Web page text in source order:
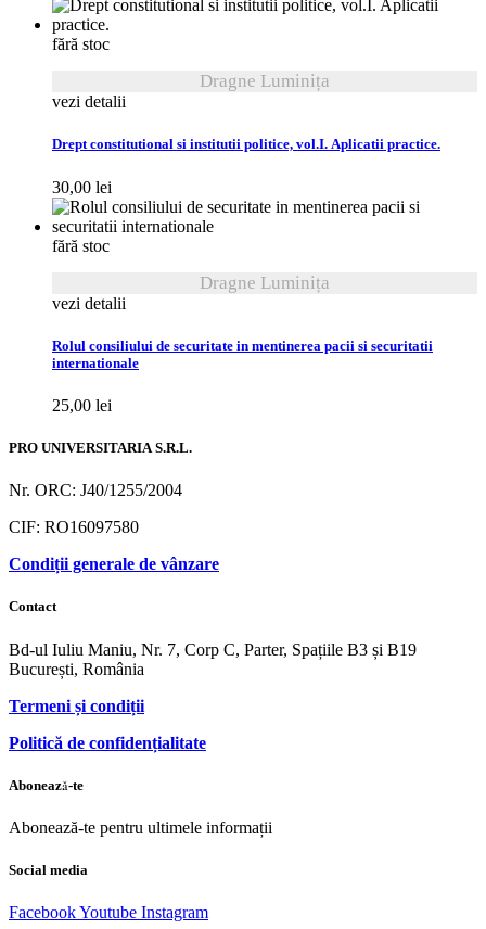
fără stoc
Dragne Luminița
vezi detalii
Drept constitutional si institutii politice, vol.I. Aplicatii practice.
30,00 lei
fără stoc
Dragne Luminița
vezi detalii
Rolul consiliului de securitate in mentinerea pacii si securitatii
internationale
25,00 lei
PRO UNIVERSITARIA S.R.L.
Nr. ORC: J40/1255/2004
CIF: RO16097580
Condiții generale de vânzare
Contact
Bd-ul Iuliu Maniu, Nr. 7, Corp C, Parter, Spațiile B3 și B19
București, România
Termeni și condiții
Politică de confidențialitate
Abonează-te
Abonează-te pentru ultimele informații
Social media
FacebookYoutube Instagram